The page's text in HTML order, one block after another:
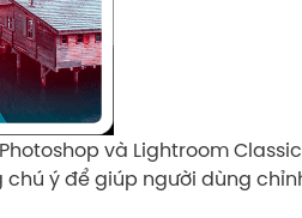
và Lightroom Classic
ý để giúp người dùng